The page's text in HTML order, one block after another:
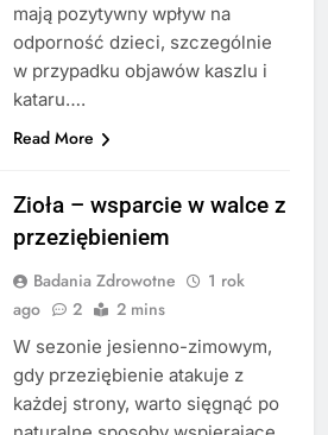
mają pozytywny wpływ na
odporność dzieci, szczególnie
w przypadku objawów kaszlu i
kataru….
Read More
Zioła – wsparcie w walce z
przeziębieniem
Badania Zdrowotne
1 rok
ago
2 2 mins
W sezonie jesienno-zimowym,
gdy przeziębienie atakuje z
każdej strony, warto sięgnąć po